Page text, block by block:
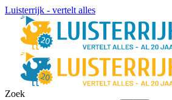
Luisterrijk - vertelt alles
Zoek